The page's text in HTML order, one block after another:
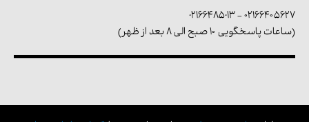
۰۲۱۶۶۴۰۵۶۲۷-
02166485013
(ساعات پاسخگویی ۱۰ صبح الی ۸ بعد از ظهر)